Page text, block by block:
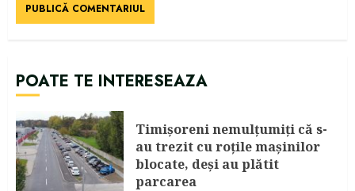
POATE TE INTERESEAZA
Timişoreni nemulţumiţi că s-
au trezit cu roţile maşinilor
blocate, deşi au plătit
parcarea